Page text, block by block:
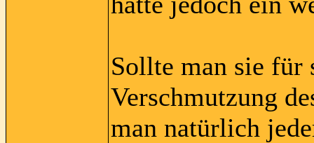
Sollte man sie für
Verschmutzung
man natürlich